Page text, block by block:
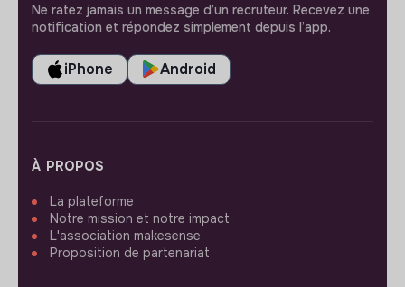
Ne ratez jamais un message d’un recruteur. Recevez une
notification et répondez simplement depuis l’app.
iPhone Android
À PROPOS
La plateforme
Notre mission et notre impact
L'association makesense
Proposition de partenariat